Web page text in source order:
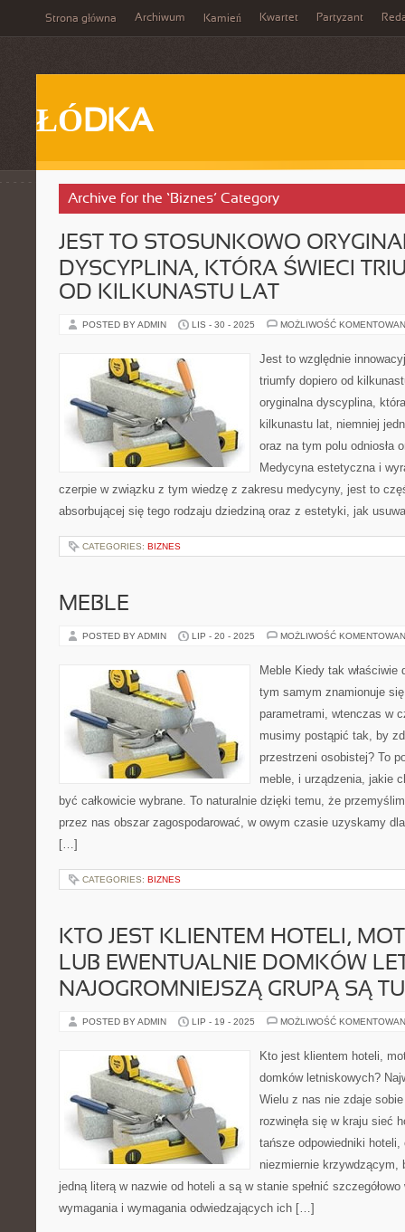
Strona główna Archiwum Kamień Kwartet Partyzant
ŁÓDKA
Archive for the ‘Biznes’ Category
JEST TO STOSUNKOWO
DYSCYPLINA, KTÓRA ŚWIECI
OD KILKUNASTU LAT
POSTED BY ADMIN LIS - 30 - 2025 MOŻLIWOŚĆ
Jest to względnie
triumfy dopiero od
oryginalna dyscyplina,
kilkunastu lat, niemniej
oraz na tym polu odniosła
Medycyna estetyczna i
czerpie w związku z tym wiedzę z zakresu medycyny, jest to
absorbującej się tego rodzaju dziedziną oraz z estetyki, jak
CATEGORIES: BIZNES
MEBLE
POSTED BY ADMIN LIP - 20 - 2025 MOŻLIWOŚĆ
Meble Kiedy tak
tym samym znamionuje
parametrami, wtenczas w
musimy postąpić tak, by
przestrzeni osobistej? To
meble, i urządzenia, jakie
być całkowicie wybrane. To naturalnie dzięki temu, że
przez nas obszar zagospodarować, w owym czasie uzyskamy
[…]
CATEGORIES: BIZNES
KTO JEST KLIENTEM HOTELI,
LUB EWENTUALNIE DOMKÓW
NAJOGROMNIEJSZĄ GRUPĄ SĄ
POSTED BY ADMIN LIP - 19 - 2025 MOŻLIWOŚĆ
Kto jest klientem hoteli,
domków letniskowych?
Wielu z nas nie zdaje
rozwinęła się w kraju sieć
tańsze odpowiedniki
niezmiernie krzywdzącym,
jedną literą w nazwie od hoteli a są w stanie spełnić
wymagania i wymagania odwiedzających ich […]